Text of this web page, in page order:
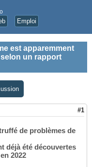
Emploi
est apparemment
un rapport
#1
de problèmes de
déjà été découvertes
2022